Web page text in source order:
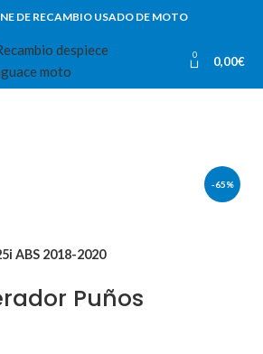
DE RECAMBIO USADO DE MOTO
0 0,00€
-65%
ABS 2018-2020
Puños